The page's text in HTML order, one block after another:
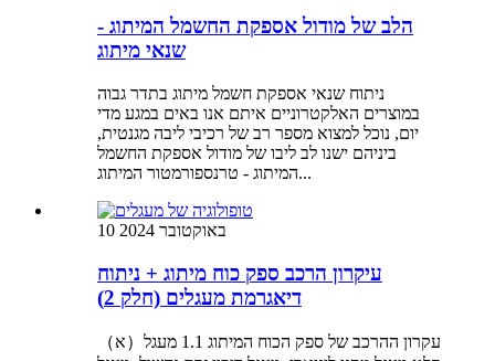
הלב של מודול אספקת החשמל המיתוג -
שנאי מיתוג
ניתוח שנאי אספקת חשמל מיתוג בתדר גבוה
במוצרים האלקטרוניים איתם אנו באים במגע מדי
יום, נוכל למצוא מספר רב של רכיבי ליבה מגנטית,
ביניהם ישנו לב ליבו של מודול אספקת החשמל
המיתוג - טרנספורמטור המיתוג...
10 באוקטובר 2024
עיקרון הרכב ספק כוח מיתוג + ניתוח
דיאגרמת מעגלים (חלק 2)
（א）עקרון ההרכב של ספק הכוח המיתוג 1.1 מעגל